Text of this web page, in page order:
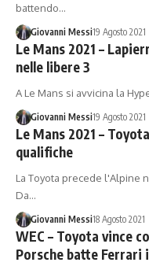
battendo…
Giovanni Messi19 Agosto 2021
Le Mans 2021 –
nelle libere 3
A Le Mans si avvicina la
Giovanni Messi19 Agosto 2021
Le Mans 2021 –
qualifiche
La Toyota precede l'Alpine
Da…
Giovanni Messi18 Agosto 2021
WEC – Toyota vince
Porsche batte Ferrari